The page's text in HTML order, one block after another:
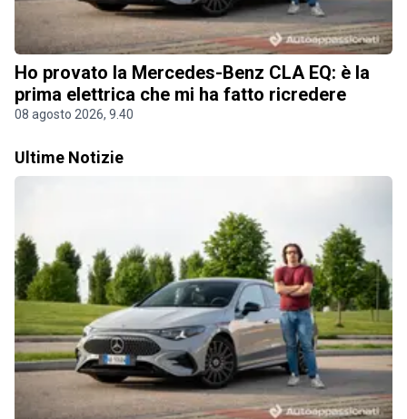
Ho provato la Mercedes-Benz CLA EQ: è la
prima elettrica che mi ha fatto ricredere
08 agosto 2026, 9.40
Ultime Notizie